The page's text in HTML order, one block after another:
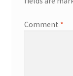
Comment *